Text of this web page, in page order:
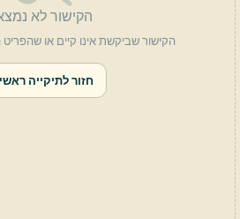
הקישור לא
הקישור שביקשת אינו קיים או
חזור לתיקייה